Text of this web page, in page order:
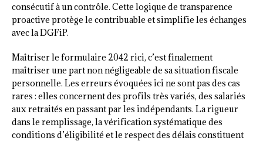
consécutif à un contrôle. Cette logique de transparence
proactive protège le contribuable et simplifie les échanges
avec la DGFiP.
Maîtriser le formulaire 2042 rici, c’est finalement
maîtriser une part non négligeable de sa situation fiscale
personnelle. Les erreurs évoquées ici ne sont pas des cas
rares : elles concernent des profils très variés, des salariés
aux retraités en passant par les indépendants. La rigueur
dans le remplissage, la vérification systématique des
conditions d’éligibilité et le respect des délais constituent